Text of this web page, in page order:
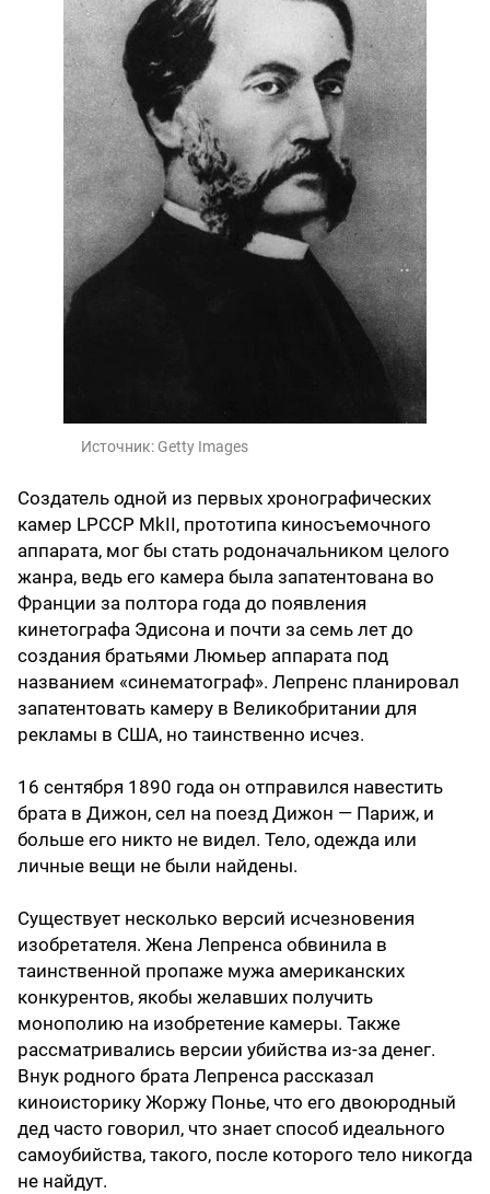
Источник: Getty Images
Создатель одной из первых хронографических
камер LPCCP MkII, прототипа киносъемочного
аппарата, мог бы стать родоначальником целого
жанра, ведь его камера была запатентована во
Франции за полтора года до появления
кинетографа Эдисона и почти за семь лет до
создания братьями Люмьер аппарата под
названием «синематограф». Лепренс планировал
запатентовать камеру в Великобритании для
рекламы в США, но таинственно исчез.
16 сентября 1890 года он отправился навестить
брата в Дижон, сел на поезд Дижон — Париж, и
больше его никто не видел. Тело, одежда или
личные вещи не были найдены.
Существует несколько версий исчезновения
изобретателя. Жена Лепренса обвинила в
таинственной пропаже мужа американских
конкурентов, якобы желавших получить
монополию на изобретение камеры. Также
рассматривались версии убийства из-за денег.
Внук родного брата Лепренса рассказал
киноисторику Жоржу Понье, что его двоюродный
дед часто говорил, что знает способ идеального
самоубийства, такого, после которого тело никогда
не найдут.